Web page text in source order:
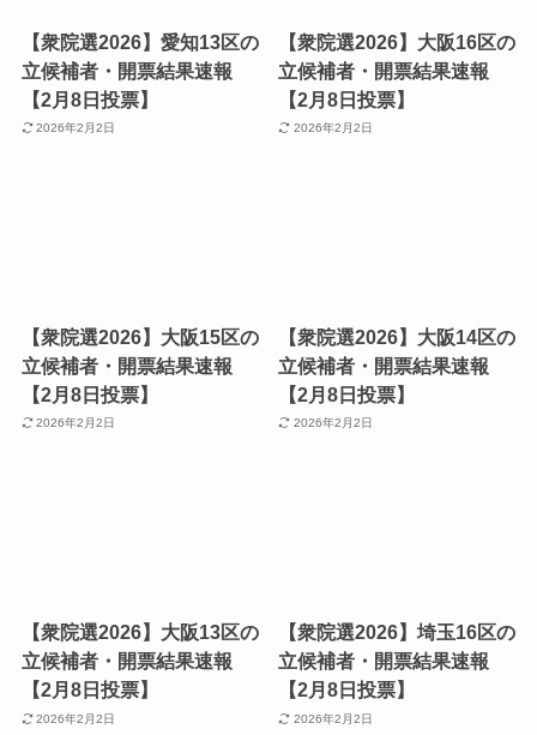
【衆院選2026】愛知13区の
立候補者・開票結果速報
【2月8日投票】
2026年2月2日
【衆院選2026】大阪16区の
立候補者・開票結果速報
【2月8日投票】
2026年2月2日
【衆院選2026】大阪15区の
立候補者・開票結果速報
【2月8日投票】
2026年2月2日
【衆院選2026】大阪14区の
立候補者・開票結果速報
【2月8日投票】
2026年2月2日
【衆院選2026】大阪13区の
立候補者・開票結果速報
【2月8日投票】
2026年2月2日
【衆院選2026】埼玉16区の
立候補者・開票結果速報
【2月8日投票】
2026年2月2日